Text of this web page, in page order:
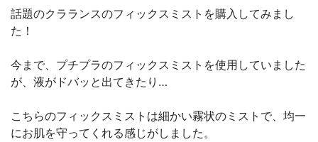
話題のクラランスのフィックスミストを購入してみまし
た！
今まで、プチプラのフィックスミストを使用していました
が、液がドバッと出てきたり…
こちらのフィックスミストは細かい霧状のミストで、均一
にお肌を守ってくれる感じがしました。